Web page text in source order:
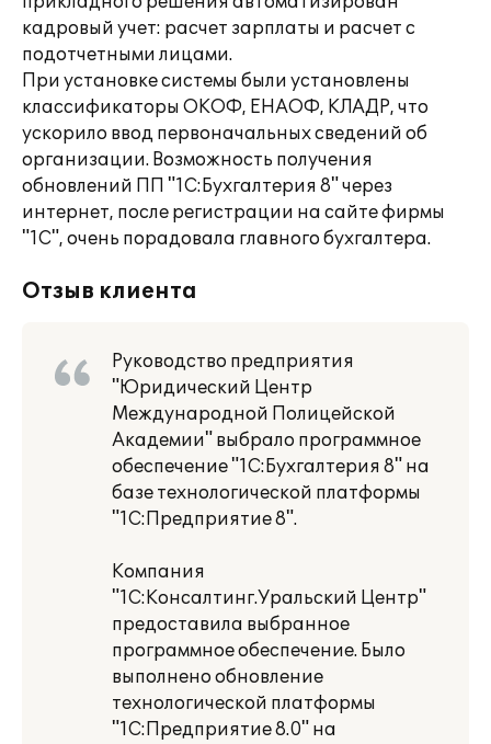
кадровый учет: расчет зарплаты и расчет с
подотчетными лицами.
При установке системы были установлены
классификаторы ОКОФ, ЕНАОФ, КЛАДР, что
ускорило ввод первоначальных сведений об
организации. Возможность получения
обновлений ПП "1С:Бухгалтерия 8" через
интернет, после регистрации на сайте фирмы
"1С", очень порадовала главного бухгалтера.
Отзыв клиента
Руководство предприятия
"Юридический Центр
Международной Полицейской
Академии" выбрало программное
обеспечение "1С:Бухгалтерия 8" на
базе технологической платформы
"1С:Предприятие 8".
Компания
"1С:Консалтинг.Уральский Центр"
предоставила выбранное
программное обеспечение. Было
выполнено обновление
технологической платформы
"1С:Предприятие 8.0" на